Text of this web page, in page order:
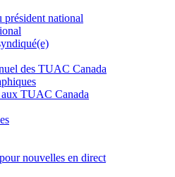
président national
des TUAC Canada
aux TUAC Canada
nouvelles en direct